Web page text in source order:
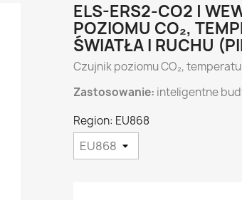
ELS-ERS2-CO2 |
POZIOMU CO₂,
ŚWIATŁA I RUCHU
Czujnik poziomu CO₂,
Zastosowanie: inteligentne
Region: EU868